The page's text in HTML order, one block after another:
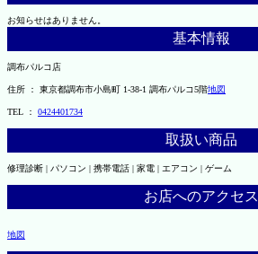
お知らせはありません。
基本情報
調布パルコ店
住所 ： 東京都調布市小島町 1-38-1 調布パルコ5階地図
TEL ： 0424401734
取扱い商品
修理診断 | パソコン | 携帯電話 | 家電 | エアコン | ゲーム
お店へのアクセス
地図